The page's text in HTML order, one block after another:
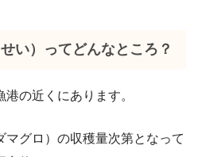
い）ってどんなところ？
の近くにあります。
マグロ）の収穫量次第となって